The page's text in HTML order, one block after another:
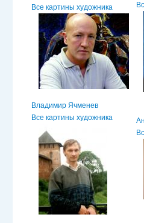
Все картины художника
Владимир Ячменев
Все картины художника